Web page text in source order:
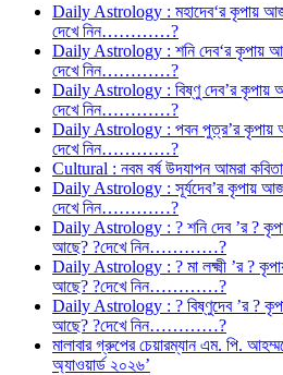
Daily Astrology : মহাদেব‘র কৃপায়
দেখে নিন…………?
Daily Astrology : শনি দেব‘র কৃপায়
দেখে নিন…………?
Daily Astrology : বিষ্ণু দেব’র কৃপায়
দেখে নিন…………?
Daily Astrology : পবন পুত্র’র কৃপায়
দেখে নিন…………?
Cultural : নবম বর্ষ উদযাপন আমরা
Daily Astrology : সূর্যদেব’র কৃপায়
দেখে নিন…………?
Daily Astrology : ? শনি দেব ’র ?
আছে? ?দেখে নিন…………?
Daily Astrology : ? মা লক্ষ্মী ’র ?
আছে? ?দেখে নিন…………?
Daily Astrology : ? বিষ্ণুদেব ’র ?
আছে? ?দেখে নিন…………?
মালাবার গ্রুপের চেয়ারম্যান এম. পি.
অ্যাওয়ার্ড ২০২৬’